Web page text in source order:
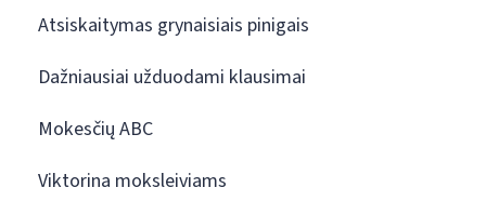
Atsiskaitymas grynaisiais pinigais
Dažniausiai užduodami klausimai
Mokesčių ABC
Viktorina moksleiviams